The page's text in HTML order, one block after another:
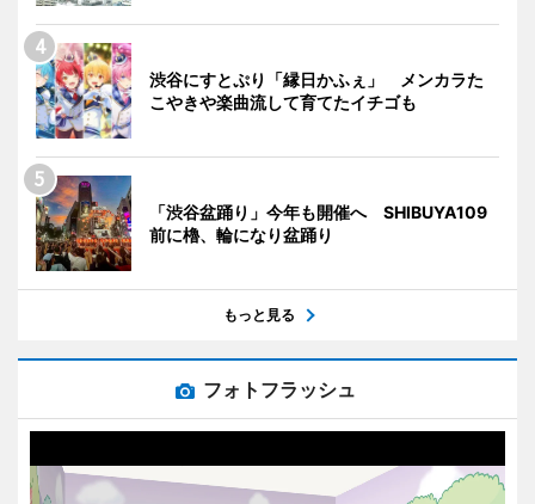
渋谷にすとぷり「縁日かふぇ」 メンカラた
こやきや楽曲流して育てたイチゴも
「渋谷盆踊り」今年も開催へ SHIBUYA109
前に櫓、輪になり盆踊り
もっと見る
フォトフラッシュ